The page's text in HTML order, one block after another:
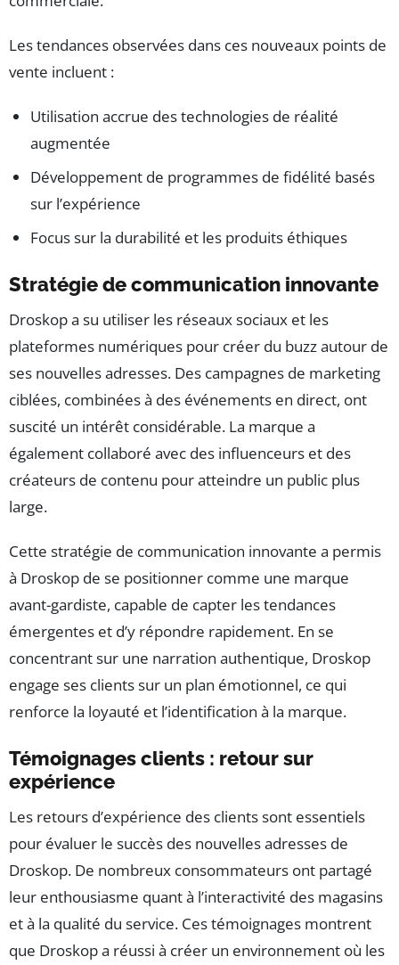
Les tendances observées dans ces nouveaux points de
vente incluent :
Utilisation accrue des technologies de réalité
augmentée
Développement de programmes de fidélité basés
sur l’expérience
Focus sur la durabilité et les produits éthiques
Stratégie de communication innovante
Droskop a su utiliser les réseaux sociaux et les
plateformes numériques pour créer du buzz autour de
ses nouvelles adresses. Des campagnes de marketing
ciblées, combinées à des événements en direct, ont
suscité un intérêt considérable. La marque a
également collaboré avec des influenceurs et des
créateurs de contenu pour atteindre un public plus
large.
Cette stratégie de communication innovante a permis
à Droskop de se positionner comme une marque
avant-gardiste, capable de capter les tendances
émergentes et d’y répondre rapidement. En se
concentrant sur une narration authentique, Droskop
engage ses clients sur un plan émotionnel, ce qui
renforce la loyauté et l’identification à la marque.
Témoignages clients : retour sur
expérience
Les retours d’expérience des clients sont essentiels
pour évaluer le succès des nouvelles adresses de
Droskop. De nombreux consommateurs ont partagé
leur enthousiasme quant à l’interactivité des magasins
et à la qualité du service. Ces témoignages montrent
que Droskop a réussi à créer un environnement où les